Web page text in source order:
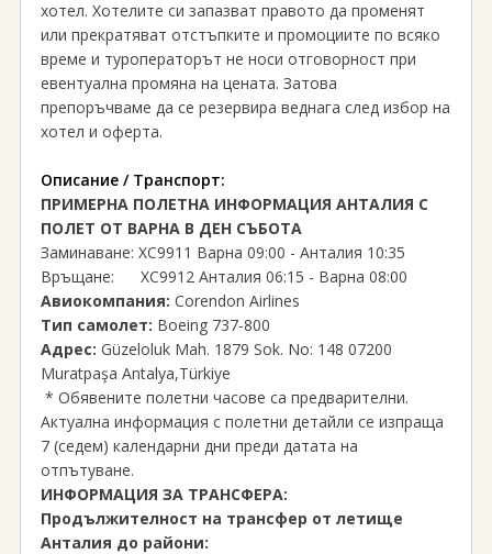
хотел. Хотелите си запазват правото да променят
или прекратяват отстъпките и промоциите по всяко
време и туроператорът не носи отговорност при
евентуална промяна на цената. Затова
препоръчваме да се резервира веднага след избор на
хотел и оферта.
Описание / Транспорт:
ПРИМЕРНА ПОЛЕТНА ИНФОРМАЦИЯ АНТАЛИЯ С
ПОЛЕТ ОТ ВАРНА В ДЕН СЪБОТА
Заминаване: XC9911 Варна 09:00 - Анталия 10:35
Връщане: XC9912 Анталия 06:15 - Варна 08:00
Авиокомпания: Corendon Airlines
Тип самолет: Boeing 737-800
Адрес: Güzeloluk Mah. 1879 Sok. No: 148 07200
Muratpaşa Antalya,Türkiye
* Обявените полетни часове са предварителни.
Актуална информация с полетни детайли се изпраща
7 (седем) календарни дни преди датата на
отпътуване.
ИНФОРМАЦИЯ ЗА ТРАНСФЕРА:
Продължителност на трансфер от летище
Анталия до райони: